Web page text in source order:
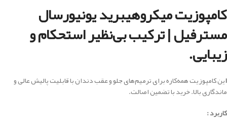
کامپوزیت میکروهیبرید یونیورسال
مسترفیل | ترکیب بی‌نظیر استحکام و
زیبایی.
این کامپوزیت همه‌کاره برای ترمیم‌های جلو و عقب دندان با قابلیت پالیش عالی و
ماندگاری بالا. خرید با تضمین اصالت.
کاربرد :